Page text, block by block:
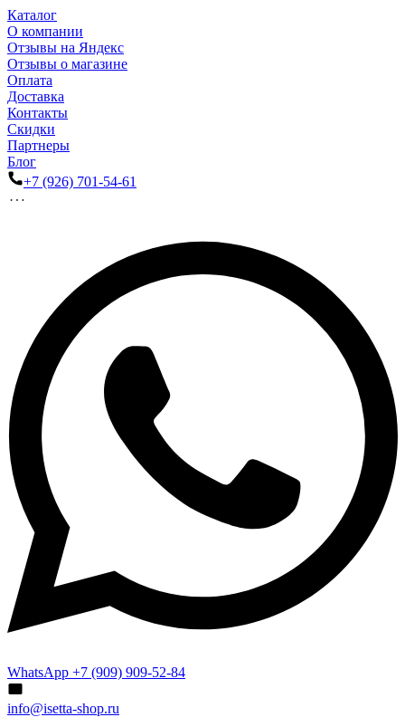
Каталог
О компании
Отзывы на Яндекс
Отзывы о магазине
Оплата
Доставка
Контакты
Скидки
Партнеры
Блог
+7 (926) 701-54-61
WhatsApp +7 (909) 909-52-84
info@isetta-shop.ru